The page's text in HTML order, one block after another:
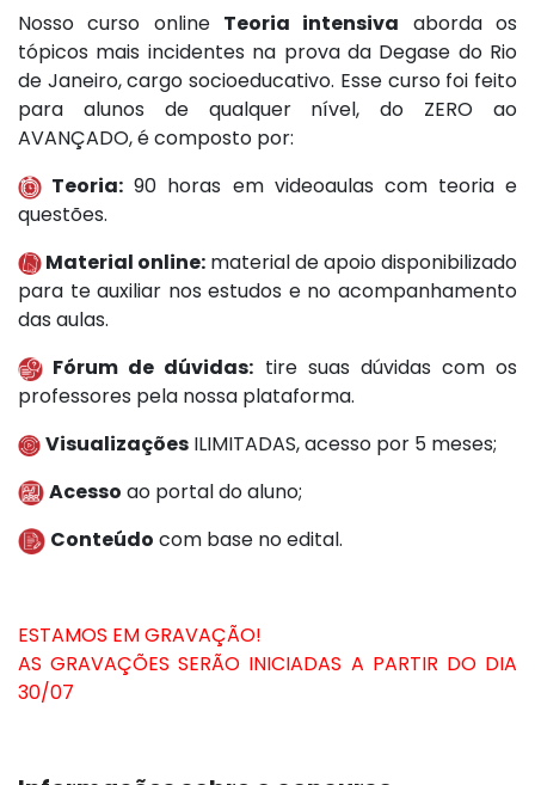
Nosso curso online Teoria intensiva aborda os
tópicos mais incidentes na prova da Degase do Rio
de Janeiro, cargo socioeducativo. Esse curso foi feito
para alunos de qualquer nível, do ZERO ao
AVANÇADO, é composto por:
Teoria: 90 horas em videoaulas com teoria e
questões.
Material online: material de apoio disponibilizado
para te auxiliar nos estudos e no acompanhamento
das aulas.
Fórum de dúvidas: tire suas dúvidas com os
professores pela nossa plataforma.
Visualizações ILIMITADAS, acesso por 5 meses;
Acesso ao portal do aluno;
Conteúdo com base no edital.
ESTAMOS EM GRAVAÇÃO!
AS GRAVAÇÕES SERÃO INICIADAS A PARTIR DO DIA
30/07